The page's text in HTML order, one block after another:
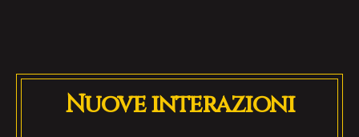
Nuove interazioni